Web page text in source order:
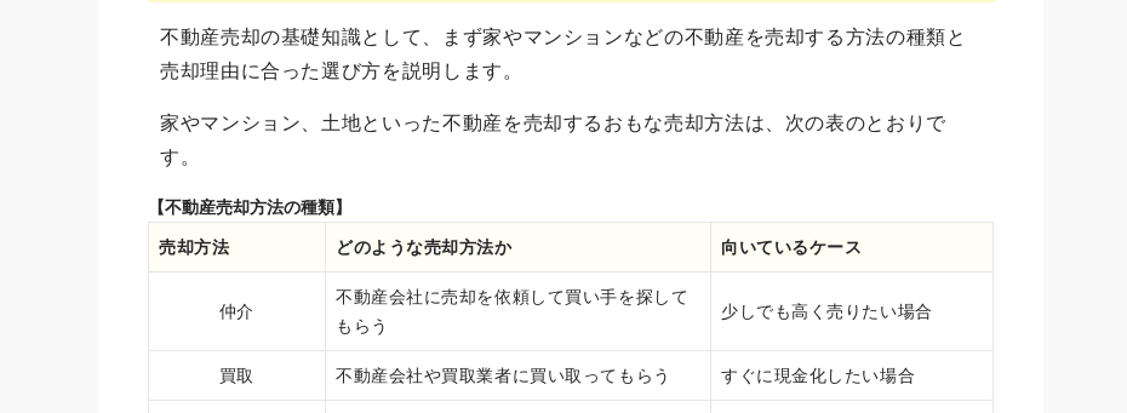
不動産売却の基礎知識として、まず家やマンションなどの不動産を売却する方法の種類と
売却理由に合った選び方を説明します。
家やマンション、土地といった不動産を売却するおもな売却方法は、次の表のとおりで
す。
【不動産売却方法の種類】
売却方法 どのような売却方法か 向いているケース
仲介
不動産会社に売却を依頼して買い手を探して
もらう
少しでも高く売りたい場合
買取 不動産会社や買取業者に買い取ってもらう すぐに現金化したい場合